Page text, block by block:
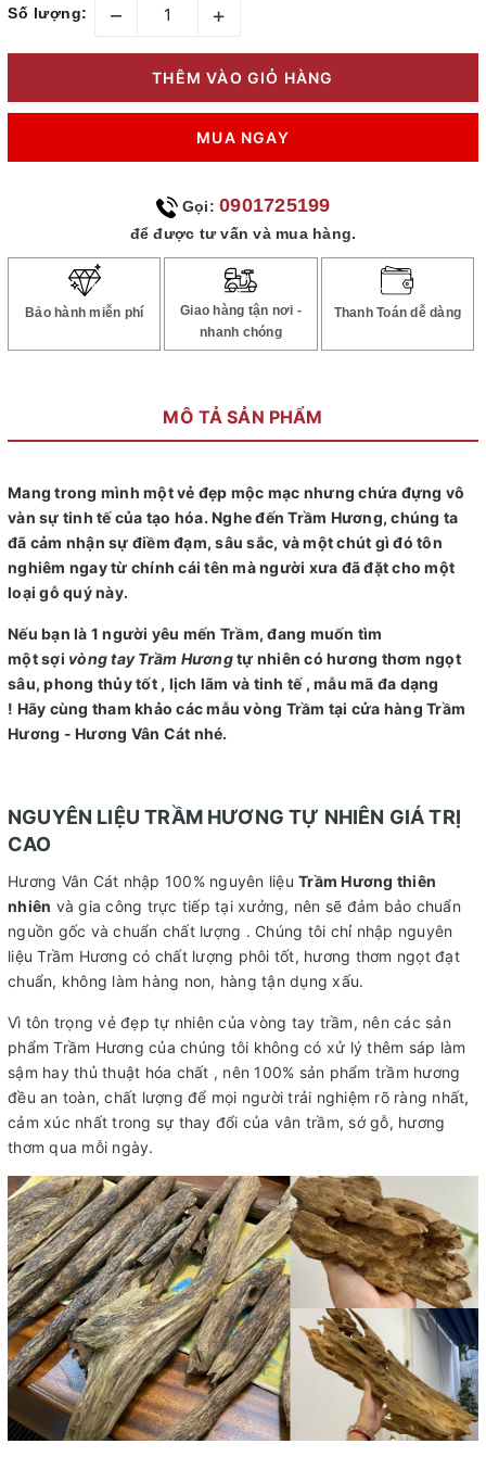
Số lượng: – +
THÊM VÀO GIỎ HÀNG
MUA NGAY
Gọi: 0901725199
để được tư vấn và mua hàng.
Bảo hành miễn phí
Giao hàng tận nơi -
nhanh chóng
Thanh Toán dễ dàng
MÔ TẢ SẢN PHẨM
Mang trong mình một vẻ đẹp mộc mạc nhưng chứa đựng vô
vàn sự tinh tế của tạo hóa. Nghe đến Trầm Hương, chúng ta
đã cảm nhận sự điềm đạm, sâu sắc, và một chút gì đó tôn
nghiêm ngay từ chính cái tên mà người xưa đã đặt cho một
loại gỗ quý này.
Nếu bạn là 1 người yêu mến Trầm, đang muốn tìm
một sợi vòng tay Trầm Hươngtự nhiên có hương thơm ngọt
sâu, phong thủy tốt , lịch lãm và tinh tế , mẫu mã đa dạng
! Hãy cùng tham khảo các mẫu vòng Trầm tại cửa hàng Trầm
Hương - Hương Vân Cát nhé.
NGUYÊN LIỆU TRẦM HƯƠNG TỰ NHIÊN GIÁ TRỊ
CAO
Hương Vân Cát nhập 100% nguyên liệu Trầm Hương thiên
nhiên và gia công trực tiếp tại xưởng, nên sẽ đảm bảo chuẩn
nguồn gốc và chuẩn chất lượng . Chúng tôi chỉ nhập nguyên
liệu Trầm Hương có chất lượng phôi tốt, hương thơm ngọt đạt
chuẩn, không làm hàng non, hàng tận dụng xấu.
Vì tôn trọng vẻ đẹp tự nhiên của vòng tay trầm, nên các sản
phẩm Trầm Hương của chúng tôi không có xử lý thêm sáp làm
sậm hay thủ thuật hóa chất , nên 100% sản phẩm trầm hương
đều an toàn, chất lượng để mọi người trải nghiệm rõ ràng nhất,
cảm xúc nhất trong sự thay đổi của vân trầm, sớ gỗ, hương
thơm qua mỗi ngày.